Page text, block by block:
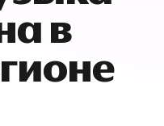
в